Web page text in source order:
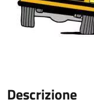
Descrizione